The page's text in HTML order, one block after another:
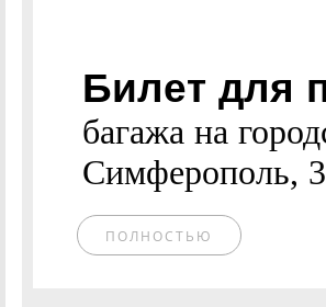
Билет для
багажа на
Симферополь,
ПОЛНОСТЬЮ